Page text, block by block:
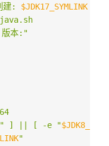
建: $JDK17_SYMLINK ->
版本:"
" ] || [ -e "
"